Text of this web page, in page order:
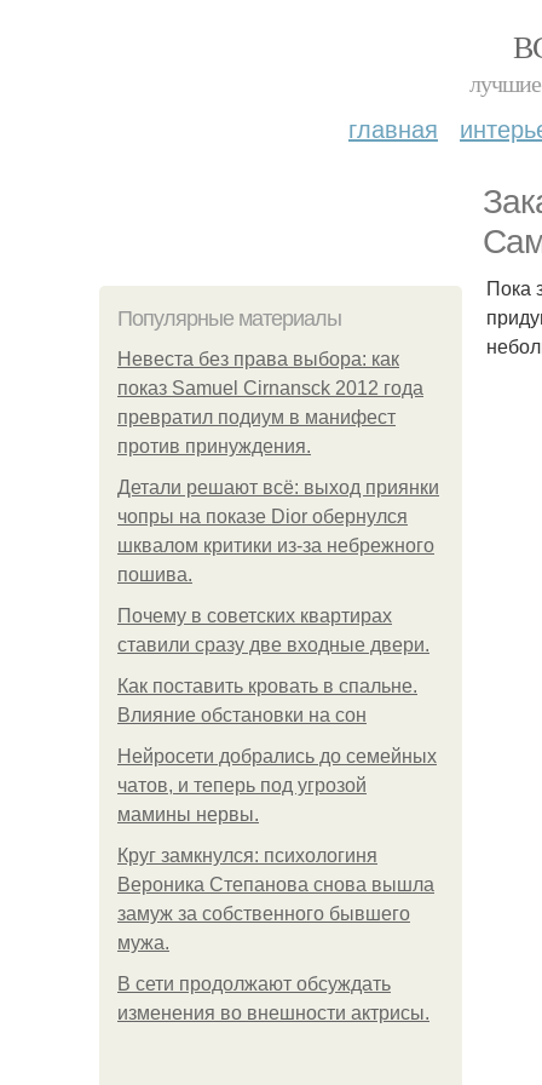
лучшие
главная
Популярные материалы
Невеста без права выбора: как
показ Samuel Cirnansck 2012 года
превратил подиум в манифест
против принуждения.
Детали решают всё: выход приянки
чопры на показе Dior обернулся
шквалом критики из-за небрежного
пошива.
Почему в советских квартирах
ставили сразу две входные двери.
Как поставить кровать в спальне.
Влияние обстановки на сон
Нейросети добрались до семейных
чатов, и теперь под угрозой
мамины нервы.
Круг замкнулся: психологиня
Вероника Степанова снова вышла
замуж за собственного бывшего
мужа.
В сети продолжают обсуждать
изменения во внешности актрисы.
Пока